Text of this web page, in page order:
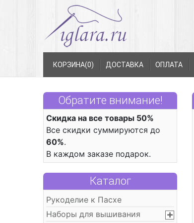
КОРЗИНА(0) ДОСТАВКА ОПЛАТА
Обратите внимание!
Скидка на все товары 50%
Все скидки суммируются до
60%.
В каждом заказе подарок.
Каталог
Рукоделие к Пасхе
Наборы для вышивания